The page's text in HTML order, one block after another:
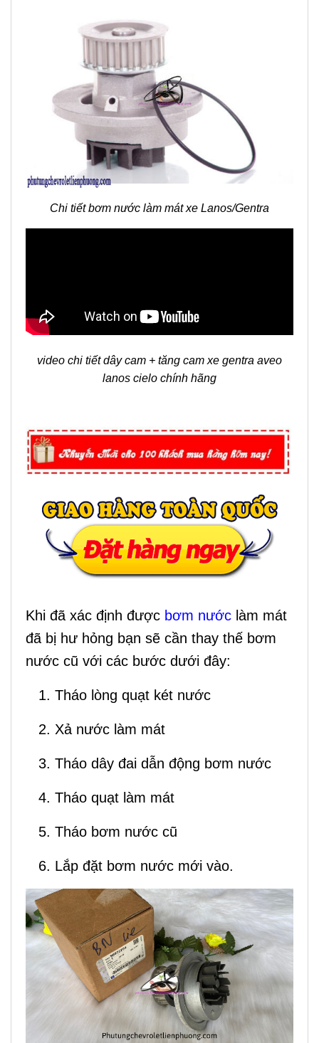
Chi tiết bơm nước làm mát xe Lanos/Gentra
video chi tiết dây cam + tăng cam xe gentra aveo
lanos cielo chính hãng
Khi đã xác định được bơm nước làm mát
đã bị hư hỏng bạn sẽ cần thay thế bơm
nước cũ với các bước dưới đây:
1. Tháo lòng quạt két nước
2. Xả nước làm mát
3. Tháo dây đai dẫn động bơm nước
4. Tháo quạt làm mát
5. Tháo bơm nước cũ
6. Lắp đặt bơm nước mới vào.